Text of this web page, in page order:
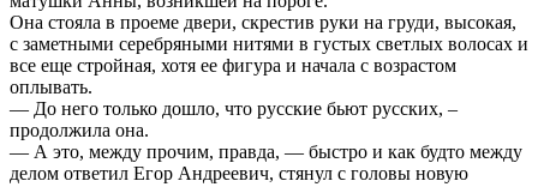
Она стояла в проеме двери, скрестив руки на груди, высокая,
с заметными серебряными нитями в густых светлых волосах и
все еще стройная, хотя ее фигура и начала с возрастом
оплывать.
— До него только дошло, что русские бьют русских, –
продолжила она.
— А это, между прочим, правда, — быстро и как будто между
делом ответил Егор Андреевич, стянул с головы новую